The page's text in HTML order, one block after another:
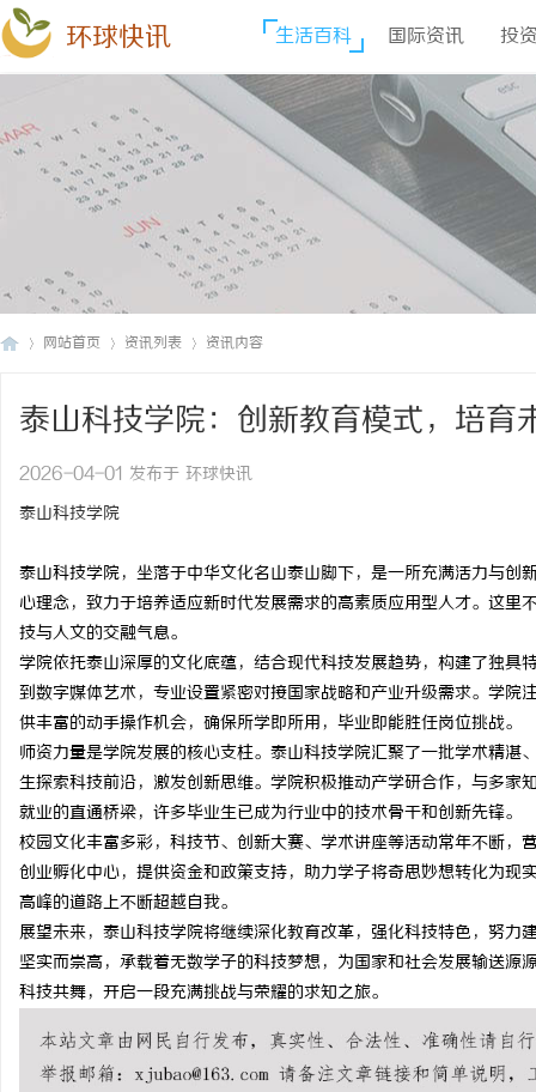
环球快讯 生活百科 国际资讯 投
网站首页 资讯列表 资讯内容
泰山科技学院：创新教育模式，培育
2026-04-01 发布于 环球快讯
泰山科技学院
泰山科技学院，坐落于中华文化名山泰山脚下，是一所充满活力与
心理念，致力于培养适应新时代发展需求的高素质应用型人才。这
技与人文的交融气息。
学院依托泰山深厚的文化底蕴，结合现代科技发展趋势，构建了独
到数字媒体艺术，专业设置紧密对接国家战略和产业升级需求。学
供丰富的动手操作机会，确保所学即所用，毕业即能胜任岗位挑战。
师资力量是学院发展的核心支柱。泰山科技学院汇聚了一批学术精
生探索科技前沿，激发创新思维。学院积极推动产学研合作，与多
就业的直通桥梁，许多毕业生已成为行业中的技术骨干和创新先锋。
校园文化丰富多彩，科技节、创新大赛、学术讲座等活动常年不断
创业孵化中心，提供资金和政策支持，助力学子将奇思妙想转化为
高峰的道路上不断超越自我。
展望未来，泰山科技学院将继续深化教育改革，强化科技特色，努
坚实而崇高，承载着无数学子的科技梦想，为国家和社会发展输送
科技共舞，开启一段充满挑战与荣耀的求知之旅。